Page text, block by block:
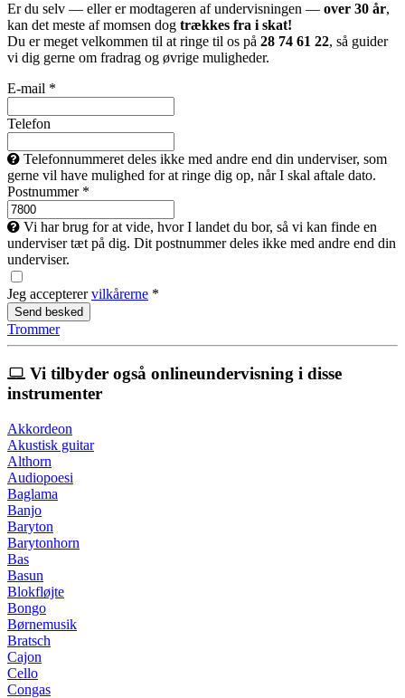
Er du selv — eller er modtageren af undervisningen — over 30 år,
kan det meste af momsen dog trækkes fra i skat!
Du er meget velkommen til at ringe til os på 28 74 61 22, så guider
vi dig gerne om fradrag og øvrige muligheder.
E-mail *
Telefon
Telefonnummeret deles ikke med andre end din underviser, som
gerne vil have mulighed for at ringe dig op, når I skal aftale dato.
Postnummer *
Vi har brug for at vide, hvor I landet du bor, så vi kan finde en
underviser tæt på dig. Dit postnummer deles ikke med andre end din
underviser.
Jeg accepterervilkårerne *
Trommer
Vi tilbyder også onlineundervisning i disse
instrumenter
Akkordeon
Akustisk guitar
Althorn
Audiopoesi
Baglama
Banjo
Baryton
Barytonhorn
Bas
Basun
Blokfløjte
Bongo
Børnemusik
Bratsch
Cajon
Cello
Congas